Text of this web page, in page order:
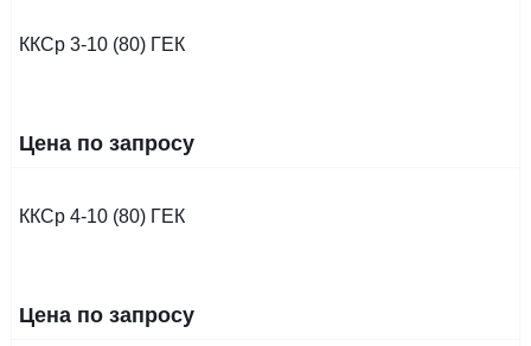
ККСр 3-10 (80) ГЕК
Цена по запросу
ККСр 4-10 (80) ГЕК
Цена по запросу